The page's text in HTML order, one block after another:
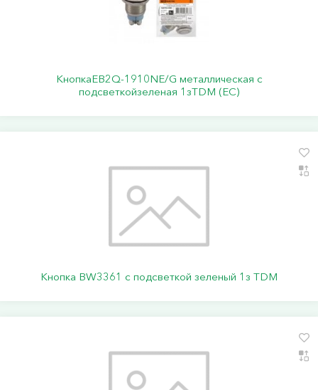
КнопкаEB2Q-1910NE/G металлическая с
подсветкойзеленая 1зTDM (ЕС)
Кнопка BW3361 с подсветкой зеленый 1з TDM